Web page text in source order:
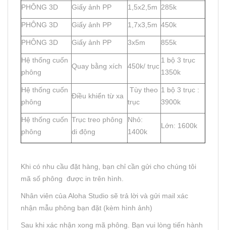
PHÔNG 3D Giấy ảnh PP 1,5x2,5m 285k
PHÔNG 3D Giấy ảnh PP 1,7x3,5m 450k
PHÔNG 3D Giấy ảnh PP 3x5m 855k
Hệ thống cuốn
phông
Quay bằng xích 450k/ trục
1 bộ 3 trục
1350k
Hệ thống cuốn
phông
Điều khiển từ xa
Tùy theo
trục
1 bộ 3 trục :
3900k
Hệ thống cuốn
phông
Trục treo phông
di động
Nhỏ:
1400k
Lớn: 1600k
Khi có nhu cầu đặt hàng, bạn chỉ cần gửi cho chúng tôi
mã số phông được in trên hình.
Nhân viên của Aloha Studio sẽ trả lời và gửi mail xác
nhận mẫu phông bạn đặt (kèm hình ảnh)
Sau khi xác nhận xong mã phông. Bạn vui lòng tiến hành